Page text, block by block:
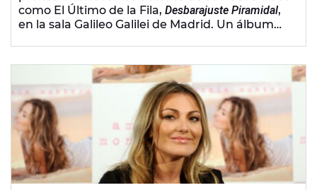
como El Último de la Fila, Desbarajuste Piramidal,
en la sala Galileo Galilei de Madrid. Un álbum
cancionero popular español.